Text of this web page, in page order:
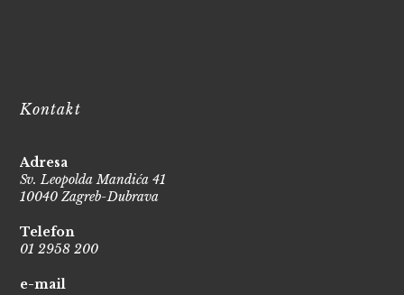
Kontakt
Adresa
Sv. Leopolda Mandića 41
10040 Zagreb-Dubrava
Telefon
01 2958 200
e-mail